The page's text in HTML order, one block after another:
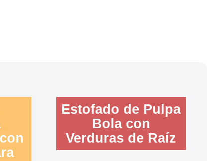
Estofado de Pulpa
Bola con
Verduras de Raíz